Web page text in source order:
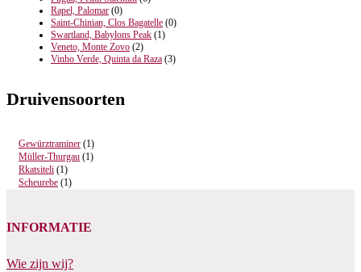
Rapel, Palomar (0)
Saint-Chinian, Clos Bagatelle (0)
Swartland, Babylons Peak (1)
Veneto, Monte Zovo (2)
Vinho Verde, Quinta da Raza (3)
Druivensoorten
Gewürztraminer (1)
Müller-Thurgau (1)
Rkatsiteli (1)
Scheurebe (1)
INFORMATIE
Wie zijn wij?